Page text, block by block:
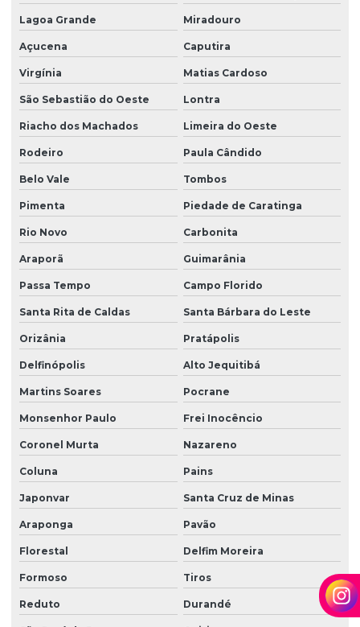
Lagoa Grande Miradouro
Açucena Caputira
Virgínia Matias Cardoso
São Sebastião do Oeste Lontra
Riacho dos Machados Limeira do Oeste
Rodeiro Paula Cândido
Belo Vale Tombos
Pimenta Piedade de Caratinga
Rio Novo Carbonita
Araporã Guimarânia
Passa Tempo Campo Florido
Santa Rita de Caldas Santa Bárbara do Leste
Orizânia Pratápolis
Delfinópolis Alto Jequitibá
Martins Soares Pocrane
Monsenhor Paulo Frei Inocêncio
Coronel Murta Nazareno
Coluna Pains
Japonvar Santa Cruz de Minas
Araponga Pavão
Florestal Delfim Moreira
Formoso Tiros
Reduto Durandé